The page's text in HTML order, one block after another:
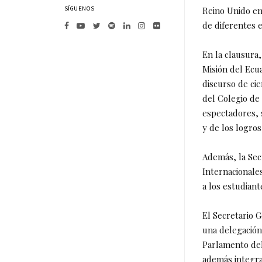
Reino Unido
de diferentes
En la
Misión del
discurso de
del Colegio de
espectadores,
y de los
Además, la
a los
El Secretario
una
Parlamento
además
SÍGUENOS